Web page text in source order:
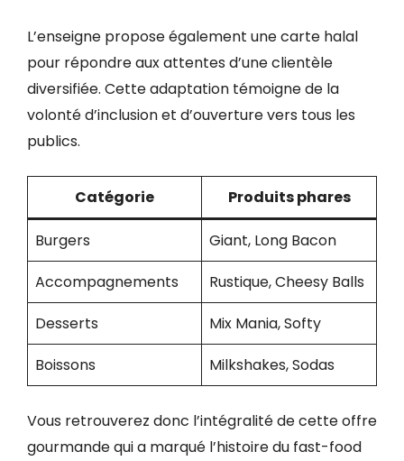
L’enseigne propose également une carte halal
pour répondre aux attentes d’une clientèle
diversifiée. Cette adaptation témoigne de la
volonté d’inclusion et d’ouverture vers tous les
publics.
Catégorie Produits phares
Burgers
Giant, Long Bacon
Accompagnements
Rustique, Cheesy Balls
Desserts
Mix Mania, Softy
Boissons
Milkshakes, Sodas
Vous retrouverez donc l’intégralité de cette offre
gourmande qui a marqué l’histoire du fast-food